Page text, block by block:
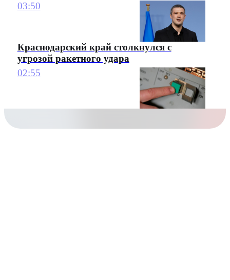
03:50
Краснодарский край столкнулся с
угрозой ракетного удара
02:55